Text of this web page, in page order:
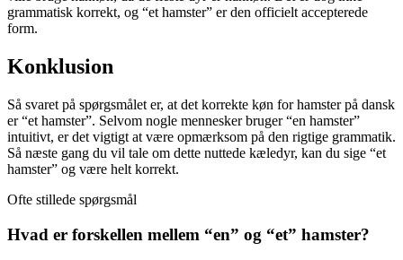
grammatisk korrekt, og “et hamster” er den officielt accepterede
form.
Konklusion
Så svaret på spørgsmålet er, at det korrekte køn for hamster på dansk
er “et hamster”. Selvom nogle mennesker bruger “en hamster”
intuitivt, er det vigtigt at være opmærksom på den rigtige grammatik.
Så næste gang du vil tale om dette nuttede kæledyr, kan du sige “et
hamster” og være helt korrekt.
Ofte stillede spørgsmål
Hvad er forskellen mellem “en” og “et” hamster?